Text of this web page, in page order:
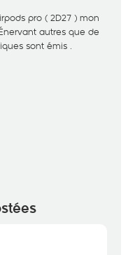
pro ( 2D27 ) mon
autres que de
sont émis .